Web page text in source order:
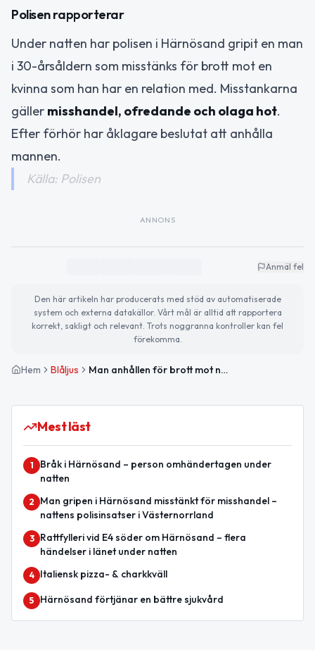
Polisen rapporterar
Under natten har polisen i Härnösand gripit en man
i 30-årsåldern som misstänks för brott mot en
kvinna som han har en relation med. Misstankarna
gäller misshandel, ofredande och olaga hot.
Efter förhör har åklagare beslutat att anhålla
mannen.
Källa: Polisen
ANNONS
Anmäl fel
Den här artikeln har producerats med stöd av automatiserade
system och externa datakällor. Vårt mål är alltid att rapportera
korrekt, sakligt och relevant. Trots noggranna kontroller kan fel
förekomma.
Hem Blåljus Man anhållen för brott mot närstående kvinna i Härnösand
Mest läst
1
Bråk i Härnösand – person omhändertagen under
natten
2
Man gripen i Härnösand misstänkt för misshandel –
nattens polisinsatser i Västernorrland
3
Rattfylleri vid E4 söder om Härnösand – flera
händelser i länet under natten
4 Italiensk pizza- & charkkväll
5 Härnösand förtjänar en bättre sjukvård